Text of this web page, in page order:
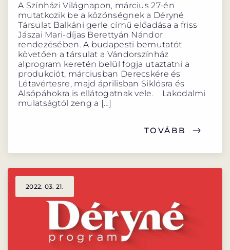
A Színházi Világnapon, március 27-én
mutatkozik be a közönségnek a Déryné
Társulat Balkáni gerle című előadása a friss
Jászai Mari-díjas Berettyán Nándor
rendezésében. A budapesti bemutatót
követően a társulat a Vándorszínház
alprogram keretén belül fogja utaztatni a
produkciót, márciusban Derecskére és
Létavértesre, majd áprilisban Siklósra és
Alsópáhokra is ellátogatnak vele. Lakodalmi
mulatságtól zeng a […]
TOVÁBB
2022. 03. 21.